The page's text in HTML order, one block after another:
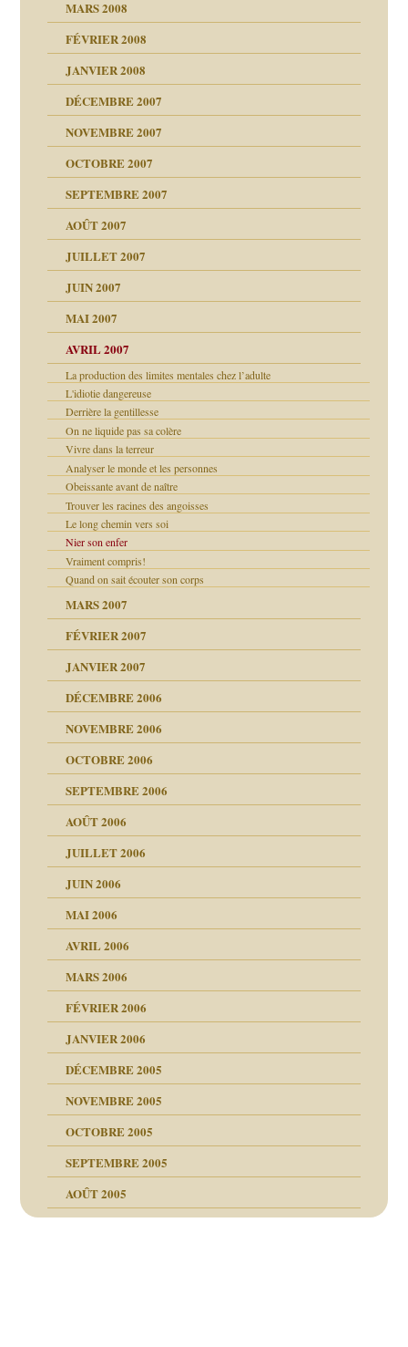
aujourd’hui
thérapeutiques
MARS 2008
FÉVRIER 2008
à lui
JANVIER 2008
DÉCEMBRE 2007
printemps
NOVEMBRE 2007
OCTOBRE 2007
SEPTEMBRE 2007
AOÛT 2007
JUILLET 2007
JUIN 2007
MAI 2007
AVRIL 2007
La production des limites mentales chez l’adulte
L'idiotie dangereuse
Derrière la gentillesse
On ne liquide pas sa colère
Vivre dans la terreur
Analyser le monde et les personnes
Obeissante avant de naître
Trouver les racines des angoisses
Le long chemin vers soi
Nier son enfer
Vraiment compris!
Quand on sait écouter son corps
MARS 2007
FÉVRIER 2007
JANVIER 2007
DÉCEMBRE 2006
NOVEMBRE 2006
OCTOBRE 2006
SEPTEMBRE 2006
AOÛT 2006
JUILLET 2006
JUIN 2006
MAI 2006
AVRIL 2006
MARS 2006
FÉVRIER 2006
JANVIER 2006
DÉCEMBRE 2005
NOVEMBRE 2005
OCTOBRE 2005
SEPTEMBRE 2005
AOÛT 2005
cocaïne.